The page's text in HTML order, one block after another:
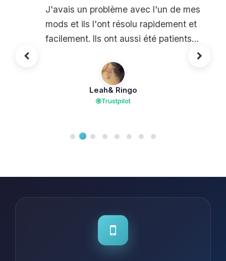
J'avais un problème avec l'un de mes
mods et ils l'ont résolu rapidement et
facilement. Ils ont aussi été patients
les heures européennes. Très bien !
Leah& Ringo
Trustpilot